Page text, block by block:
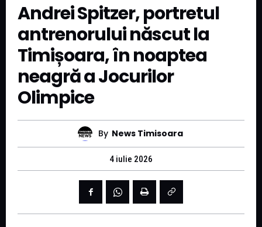
Andrei Spitzer, portretul
antrenorului născut la
Timișoara, în noaptea
neagră a Jocurilor
Olimpice
By News Timisoara
4 iulie 2026